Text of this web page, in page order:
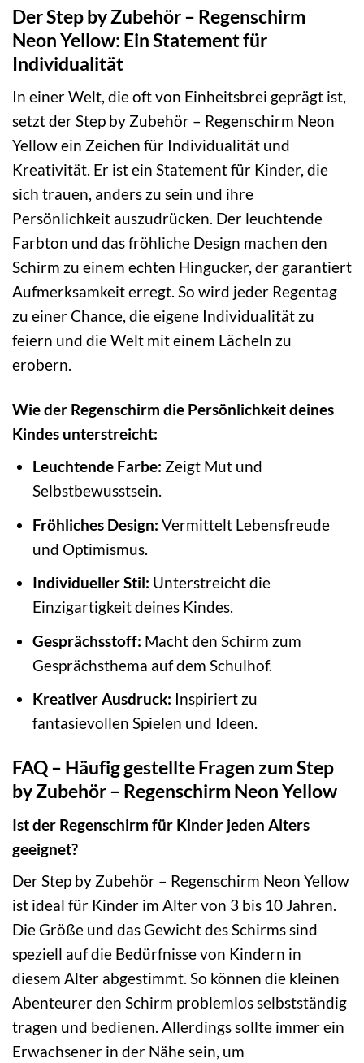
Der Step by Zubehör – Regenschirm
Neon Yellow: Ein Statement für
Individualität
In einer Welt, die oft von Einheitsbrei geprägt ist,
setzt der Step by Zubehör – Regenschirm Neon
Yellow ein Zeichen für Individualität und
Kreativität. Er ist ein Statement für Kinder, die
sich trauen, anders zu sein und ihre
Persönlichkeit auszudrücken. Der leuchtende
Farbton und das fröhliche Design machen den
Schirm zu einem echten Hingucker, der garantiert
Aufmerksamkeit erregt. So wird jeder Regentag
zu einer Chance, die eigene Individualität zu
feiern und die Welt mit einem Lächeln zu
erobern.
Wie der Regenschirm die Persönlichkeit deines
Kindes unterstreicht:
Leuchtende Farbe: Zeigt Mut und
Selbstbewusstsein.
Fröhliches Design: Vermittelt Lebensfreude
und Optimismus.
Individueller Stil: Unterstreicht die
Einzigartigkeit deines Kindes.
Gesprächsstoff: Macht den Schirm zum
Gesprächsthema auf dem Schulhof.
Kreativer Ausdruck: Inspiriert zu
fantasievollen Spielen und Ideen.
FAQ – Häufig gestellte Fragen zum Step
by Zubehör – Regenschirm Neon Yellow
Ist der Regenschirm für Kinder jeden Alters
geeignet?
Der Step by Zubehör – Regenschirm Neon Yellow
ist ideal für Kinder im Alter von 3 bis 10 Jahren.
Die Größe und das Gewicht des Schirms sind
speziell auf die Bedürfnisse von Kindern in
diesem Alter abgestimmt. So können die kleinen
Abenteurer den Schirm problemlos selbstständig
tragen und bedienen. Allerdings sollte immer ein
Erwachsener in der Nähe sein, um